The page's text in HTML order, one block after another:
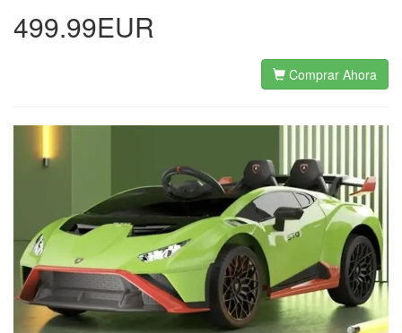
499.99EUR
Comprar Ahora